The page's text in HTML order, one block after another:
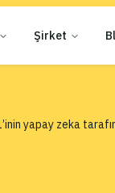
Şirket
yapay zeka